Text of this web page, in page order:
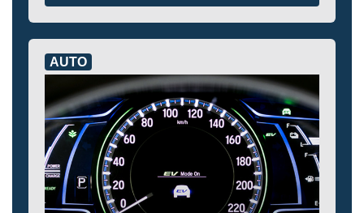
AUTO